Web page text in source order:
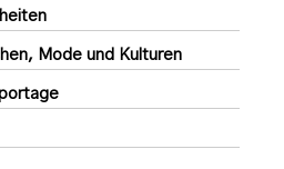
Mode und Kulturen